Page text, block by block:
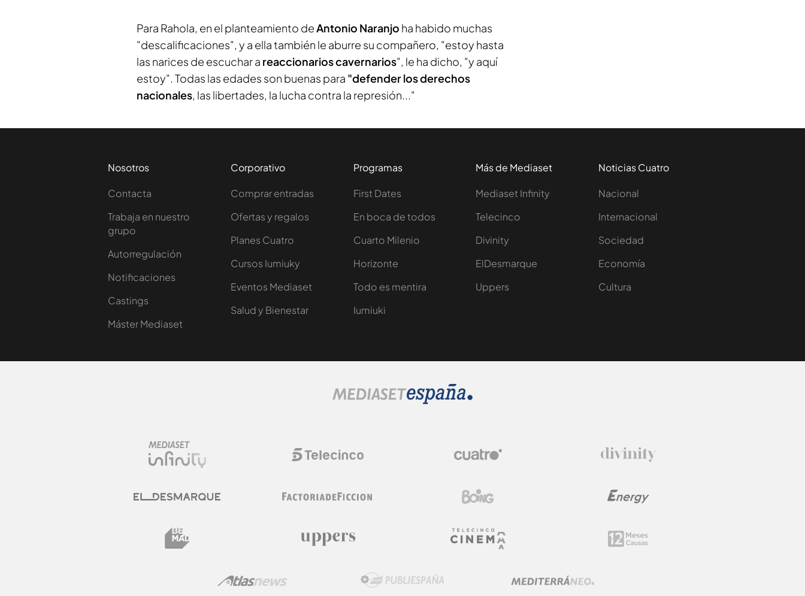
Para Rahola, en el planteamiento deAntonio Naranjo ha habido muchas
"descalificaciones", y a ella también le aburre su compañero, "estoy hasta
las narices de escuchar a reaccionarios cavernarios", le ha dicho, "y aquí
estoy". Todas las edades son buenas para "defender los derechos
nacionales, las libertades, la lucha contra la represión..."
Nosotros
Contacta
Trabaja en nuestro
grupo
Autorregulación
Notificaciones
Castings
Máster Mediaset
Corporativo
Comprar entradas
Ofertas y regalos
Planes Cuatro
Cursos Iumiuky
Eventos Mediaset
Salud y Bienestar
Programas
First Dates
En boca de todos
Cuarto Milenio
Horizonte
Todo es mentira
Iumiuki
Más de Mediaset
Mediaset Infinity
Telecinco
Divinity
ElDesmarque
Uppers
Noticias Cuatro
Nacional
Internacional
Sociedad
Economía
Cultura